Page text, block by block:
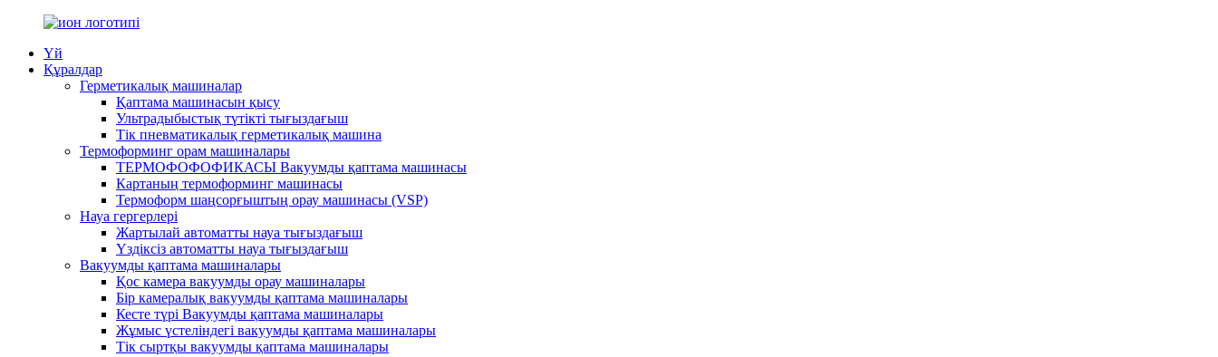
Үй
Құралдар
Герметикалық машиналар
Қаптама машинасын қысу
Ультрадыбыстық түтікті тығыздағыш
Тік пневматикалық герметикалық машина
Термоформинг орам машиналары
ТЕРМОФОФОФИКАСЫ Вакуумды қаптама машинасы
Картаның термоформинг машинасы
Термоформ шаңсорғыштың орау машинасы (VSP)
Науа гергерлері
Жартылай автоматты науа тығыздағыш
Үздіксіз автоматты науа тығыздағыш
Вакуумды қаптама машиналары
Қос камера вакуумды орау машиналары
Бір камералық вакуумды қаптама машиналары
Кесте түрі Вакуумды қаптама машиналары
Жұмыс үстеліндегі вакуумды қаптама машиналары
Тік сыртқы вакуумды қаптама машиналары